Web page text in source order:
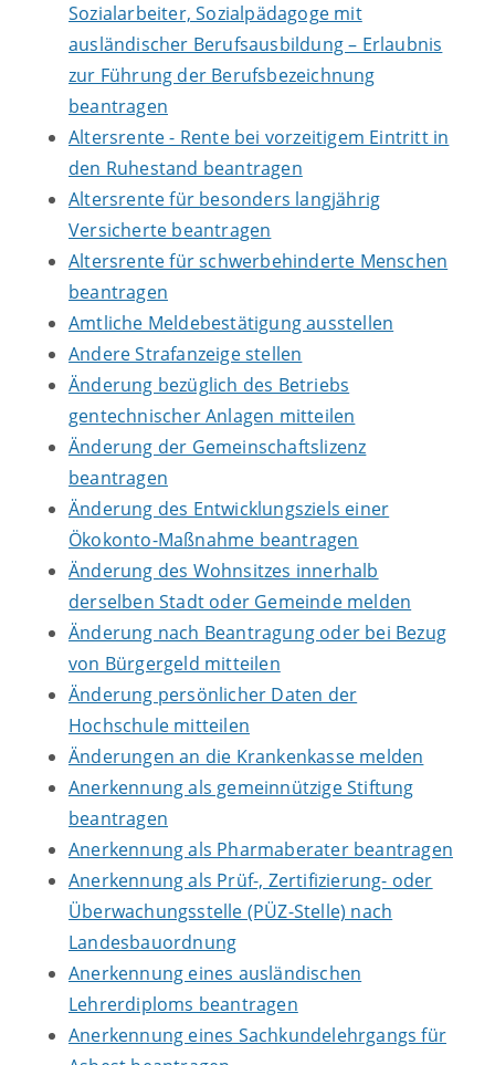
Sozialarbeiter, Sozialpädagoge mit
ausländischer Berufsausbildung – Erlaubnis
zur Führung der Berufsbezeichnung
beantragen
Altersrente - Rente bei vorzeitigem Eintritt in
den Ruhestand beantragen
Altersrente für besonders langjährig
Versicherte beantragen
Altersrente für schwerbehinderte Menschen
beantragen
Amtliche Meldebestätigung ausstellen
Andere Strafanzeige stellen
Änderung bezüglich des Betriebs
gentechnischer Anlagen mitteilen
Änderung der Gemeinschaftslizenz
beantragen
Änderung des Entwicklungsziels einer
Ökokonto-Maßnahme beantragen
Änderung des Wohnsitzes innerhalb
derselben Stadt oder Gemeinde melden
Änderung nach Beantragung oder bei Bezug
von Bürgergeld mitteilen
Änderung persönlicher Daten der
Hochschule mitteilen
Änderungen an die Krankenkasse melden
Anerkennung als gemeinnützige Stiftung
beantragen
Anerkennung als Pharmaberater beantragen
Anerkennung als Prüf-, Zertifizierung- oder
Überwachungsstelle (PÜZ-Stelle) nach
Landesbauordnung
Anerkennung eines ausländischen
Lehrerdiploms beantragen
Anerkennung eines Sachkundelehrgangs für